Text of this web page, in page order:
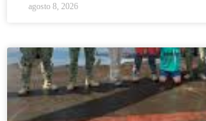
agosto 8, 2026